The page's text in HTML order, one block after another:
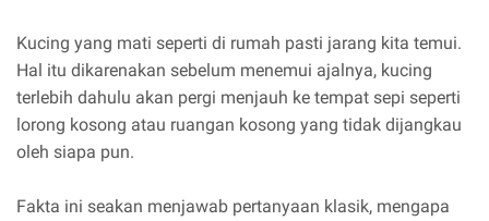
Kucing yang mati seperti di rumah pasti jarang kita temui.
Hal itu dikarenakan sebelum menemui ajalnya, kucing
terlebih dahulu akan pergi menjauh ke tempat sepi seperti
lorong kosong atau ruangan kosong yang tidak dijangkau
oleh siapa pun.
Fakta ini seakan menjawab pertanyaan klasik, mengapa